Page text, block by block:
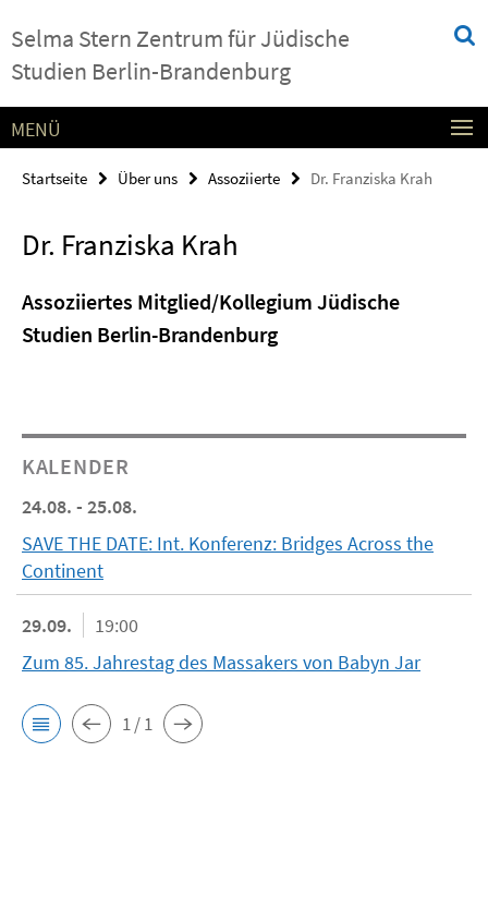
direkt
zu
Selma Stern Zentrum für Jüdische
Studien Berlin-Brandenburg
Service-
Navigation
MENÜ
Startseite Über uns Assoziierte Dr. Franziska Krah
Dr. Franziska Krah
Assoziiertes Mitglied/Kollegium Jüdische
Studien Berlin-Brandenburg
KALENDER
24.08. - 25.08.
SAVE THE DATE: Int. Konferenz: Bridges Across the
Continent
29.09.
19:00
Zum 85. Jahrestag des Massakers von Babyn Jar
1 / 1